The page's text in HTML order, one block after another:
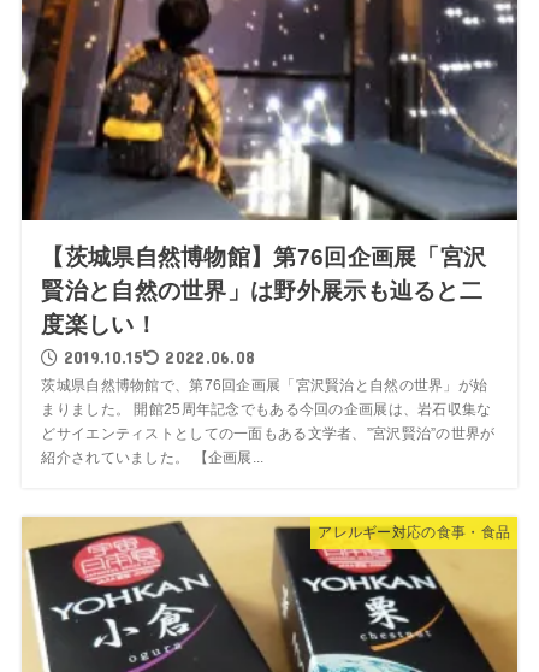
【茨城県自然博物館】第76回企画展「宮沢
賢治と自然の世界」は野外展示も辿ると二
度楽しい！
2019.10.15 2022.06.08
茨城県自然博物館で、第76回企画展「宮沢賢治と自然の世界」が始
まりました。 開館25周年記念でもある今回の企画展は、岩石収集な
どサイエンティストとしての一面もある文学者、”宮沢賢治”の世界が
紹介されていました。 【企画展...
アレルギー対応の食事・食品